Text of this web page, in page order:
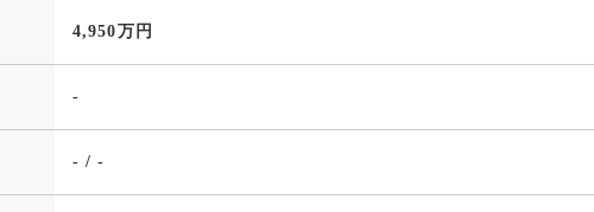
4,950万円
-
- / -